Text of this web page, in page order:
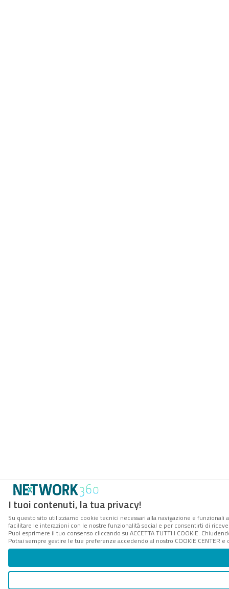
I tuoi contenuti, la tua privacy!
Su questo sito utilizziamo cookie tecnici necessari alla navigazione e
facilitare le interazioni con le nostre funzionalità social e per consentirti di
Puoi esprimere il tuo consenso cliccando su ACCETTA TUTTI I COOKIE.
Potrai sempre gestire le tue preferenze accedendo al nostro COOKIE